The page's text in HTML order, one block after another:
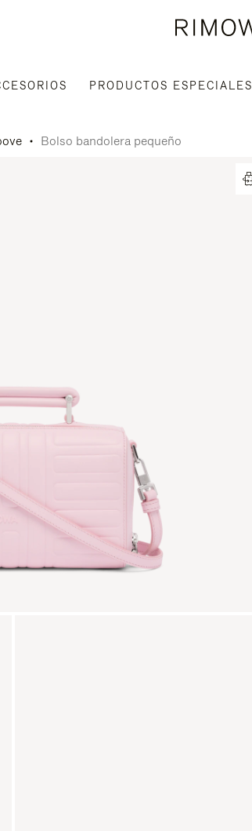
PRODUCTOS ESPECIALES
Bolso bandolera pequeño